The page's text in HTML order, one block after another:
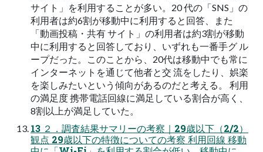
サイト」を利用することが多い。20 代の「SNS」の
利用者は約6割が移動中に利用すると回答、また
「動画投稿・共有 サイト」の利用者は約3割が移動
中に利用すると回答しており、いずれも一番手グ ル
ープだった。このことから、20代は移動中でも常に
インターネットを通じて他者と交 流をしたり、娯楽
を楽しみたいという傾向があるのだと考える。 利用
の満足度 携帯電話回線に満足している割合が高く、
8割以上が満足していた。
13 ２．調査結果サマリーの考察｜29歳以下（2/2）
観点 29歳以下の特徴についての考察 利用回線 移動